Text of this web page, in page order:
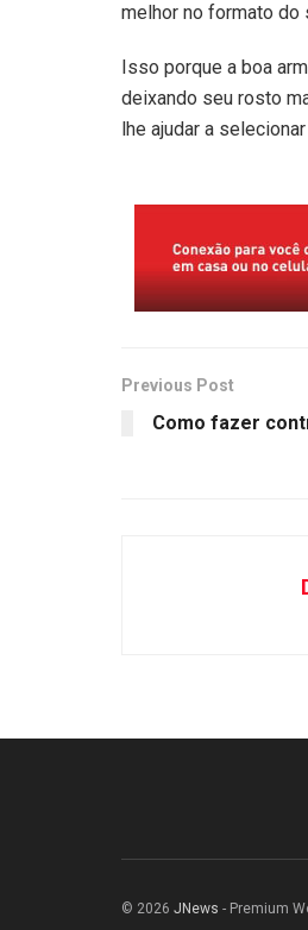
melhor no formato do
Isso porque a boa
deixando seu rosto
lhe ajudar a
Previous Post
Como fazer
© 2026 JNews - Premium